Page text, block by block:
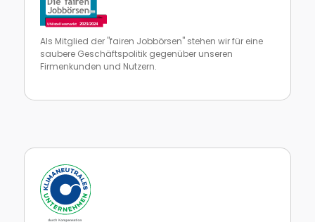
Als Mitglied der "fairen Jobbörsen" stehen wir für eine
saubere Geschäftspolitik gegenüber unseren
Firmenkunden und Nutzern.